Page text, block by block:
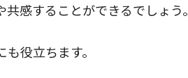
感することができるでしょう。
役立ちます。